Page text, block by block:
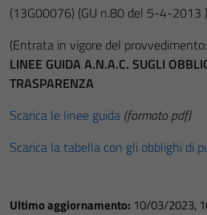
(13G00076) (GU n.80 del 5-4-2013 )
(Entrata in vigore del
LINEE GUIDA A.N.A.C. SUGLI
TRASPARENZA
Scarica le linee guida (formato pdf)
Scarica la tabella con gli obblighi di
Ultimo aggiornamento: 10/03/2023,